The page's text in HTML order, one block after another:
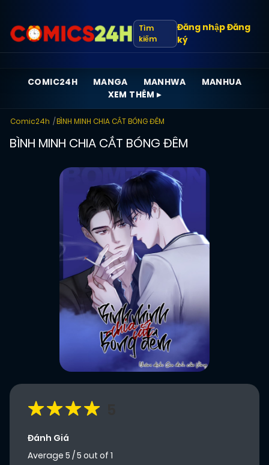
Tìm
kiếm
Đăng nhậpĐăng
ký
COMIC24H MANGA MANHWA
MANHUA
XEM THÊM ▸
Comic24h BÌNH MINH CHIA CẮT BÓNG ĐÊM
BÌNH MINH CHIA CẮT BÓNG ĐÊM
Đánh Giá
Average 5 /5 out of 1